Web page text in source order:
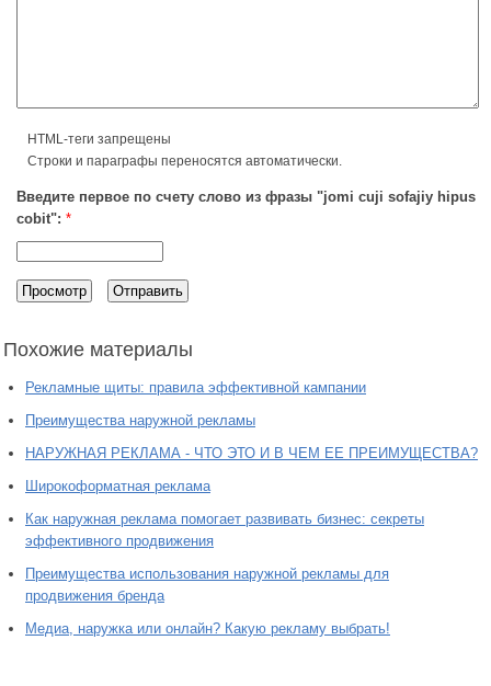
HTML-теги запрещены
Строки и параграфы переносятся автоматически.
Введите первое по счету слово из фразы "jomi cuji sofajiy hipus
cobit": *
Похожие материалы
Рекламные щиты: правила эффективной кампании
Преимущества наружной рекламы
НАРУЖНАЯ РЕКЛАМА - ЧТО ЭТО И В ЧЕМ ЕЕ ПРЕИМУЩЕСТВА?
Широкоформатная реклама
Как наружная реклама помогает развивать бизнес: секреты
эффективного продвижения
Преимущества использования наружной рекламы для
продвижения бренда
Медиа, наружка или онлайн? Какую рекламу выбрать!